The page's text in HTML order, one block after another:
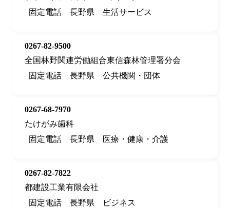
固定電話
長野県 生活サービス
0267-82-9500
全国林野関連労働組合東信森林管理署分会
固定電話
長野県 公共機関・団体
0267-68-7970
たけがみ歯科
固定電話
長野県 医療・健康・介護
0267-82-7822
都建設工業有限会社
固定電話
長野県 ビジネス